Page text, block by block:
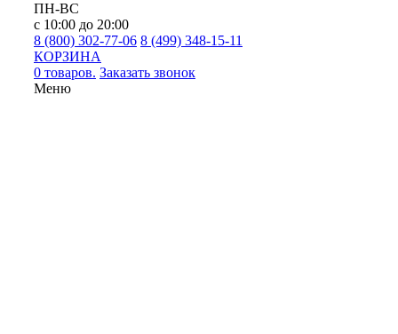
ПН-ВС
с 10:00 до 20:00
8 (800) 302-77-06 8 (499) 348-15-11
КОРЗИНА
0 товаров. Заказать звонок
Меню